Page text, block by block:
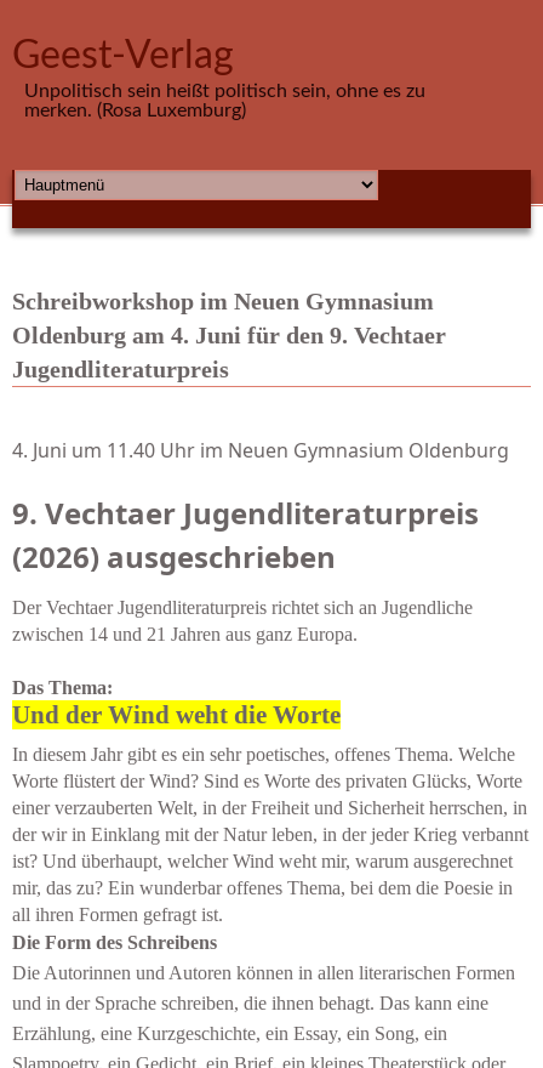
Geest-Verlag
Unpolitisch sein heißt politisch sein, ohne es zu
merken. (Rosa Luxemburg)
HAUPTMENÜ
Schreibworkshop im Neuen Gymnasium
Oldenburg am 4. Juni für den 9. Vechtaer
Jugendliteraturpreis
4. Juni um 11.40 Uhr im Neuen Gymnasium Oldenburg
9. Vechtaer Jugendliteraturpreis
(2026) ausgeschrieben
Der Vechtaer Jugendliteraturpreis richtet sich an Jugendliche
zwischen 14 und 21 Jahren aus ganz Europa.
Das Thema:
Und der Wind weht die Worte
In diesem Jahr gibt es ein sehr poetisches, offenes Thema. Welche
Worte flüstert der Wind? Sind es Worte des privaten Glücks, Worte
einer verzauberten Welt, in der Freiheit und Sicherheit herrschen, in
der wir in Einklang mit der Natur leben, in der jeder Krieg verbannt
ist? Und überhaupt, welcher Wind weht mir, warum ausgerechnet
mir, das zu? Ein wunderbar offenes Thema, bei dem die Poesie in
all ihren Formen gefragt ist.
Die Form des Schreibens
Die Autorinnen und Autoren können in allen literarischen Formen
und in der Sprache schreiben, die ihnen behagt. Das kann eine
Erzählung, eine Kurzgeschichte, ein Essay, ein Song, ein
Slampoetry, ein Gedicht, ein Brief, ein kleines Theaterstück oder